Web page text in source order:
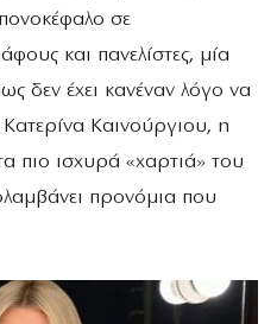
σε
και πανελίστες, μία
δεν έχει κανέναν λόγο να
Καινούργιου, η
πιο ισχυρά «χαρτιά» του
προνόμια που